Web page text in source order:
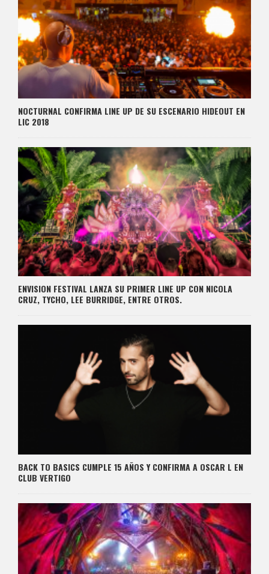
NOCTURNAL CONFIRMA LINE UP DE SU ESCENARIO HIDEOUT EN
LIC 2018
ENVISION FESTIVAL LANZA SU PRIMER LINE UP CON NICOLA
CRUZ, TYCHO, LEE BURRIDGE, ENTRE OTROS.
BACK TO BASICS CUMPLE 15 AÑOS Y CONFIRMA A OSCAR L EN
CLUB VERTIGO